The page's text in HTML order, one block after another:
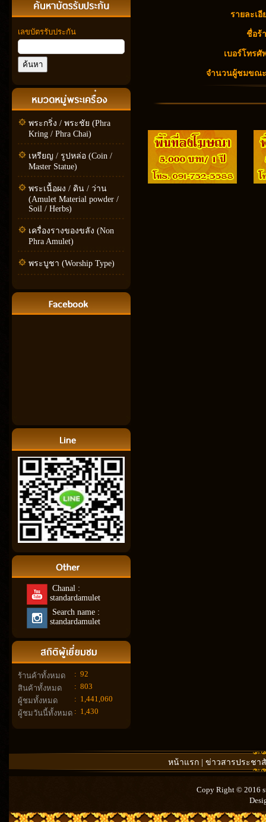
เลขบัตรรับประกัน
พระกริ่ง / พระชัย (Phra
Kring / Phra Chai)
เหรียญ / รูปหล่อ (Coin /
Master Statue)
พระเนื้อผง / ดิน / ว่าน
(Amulet Material powder /
Soil / Herbs)
เครื่องรางของขลัง (Non
Phra Amulet)
พระบูชา (Worship Type)
Chanal :
standardamulet
Search name :
standardamulet
ร้านค้าทั้งหมด : 92
สินค้าทั้งหมด
: 803
ผู้ชมทั้งหมด
: 1,441,060
ผู้ชมวันนี้ทั้งหมด : 1,430
รายละเอี
ชื่อร้
เบอร์โทรศั
จำนวนผู้ชมขณ
หน้าแรก| ข่าวสารประชา
Copy Right © 2016